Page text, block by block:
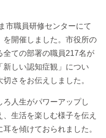
市職員研修センターにて
を開催しました。市役所の
全ての部署の職員217名が
しい認知症観」につい
さをお伝えしました。
人生がパワーアップし
生活を楽しむ様子を伝え
を傾けておられました。